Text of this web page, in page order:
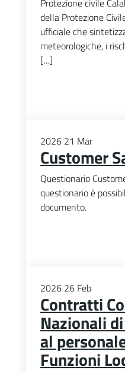
Protezione civile
della Protezione
ufficiale che
meteorologiche, i
[…]
2026 21 Mar
Customer
Questionario
questionario è
documento.
2026 26 Feb
Contratti
Nazionali
al
Funzioni